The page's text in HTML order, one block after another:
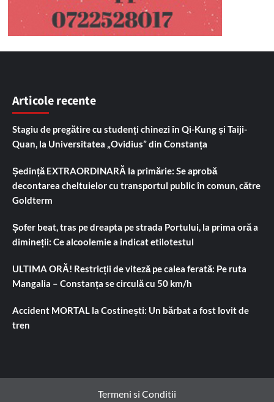
Articole recente
Stagiu de pregătire cu studenți chinezi în Qi-Kung și Taiji-
Quan, la Universitatea „Ovidius” din Constanța
Ședință EXTRAORDINARĂ la primărie: Se aprobă
decontarea cheltuielor cu transportul public în comun, către
Goldterm
Șofer beat, tras pe dreapta pe strada Portului, la prima oră a
dimineții: Ce alcoolemie a indicat etilotestul
ULTIMA ORĂ! Restricții de viteză pe calea ferată: Pe ruta
Mangalia – Constanța se circulă cu 50 km/h
Accident MORTAL la Costinești: Un bărbat a fost lovit de
tren
Termeni si Conditii